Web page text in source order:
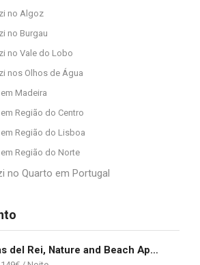
no Algoz
no Burgau
no Vale do Lobo
nos Olhos de Água
Madeira
Região do Centro
Região do Lisboa
Região do Norte
no Quarto em Portugal
Pedras del Rei, Nature and Beach Apartment